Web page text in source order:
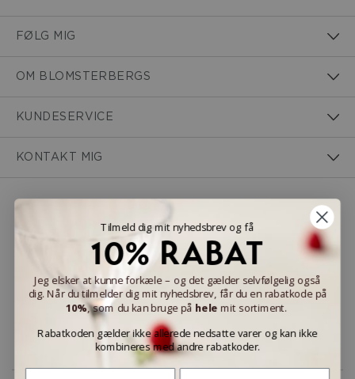
FØLG MIG
OM BLOMSTERBERGS
KUNDESERVICE
KONTAKT MIG
LEVERINGSMULIGHEDER
Tilmeld dig mit nyhedsbrev og få
10% RABAT
Jeg elsker at kunne forkæle – og det gælder selvfølgelig også
dig. Når du tilmelder dig mit nyhedsbrev, får du en rabatkode på
10%, som du kan bruge på hele mit sortiment.
Rabatkoden gælder ikke allerede nedsatte varer og kan ikke
kombineres med andre rabatkoder.